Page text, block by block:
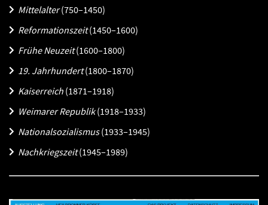
Mittelalter(750–1450)
Reformationszeit(1450–1600)
Frühe Neuzeit(1600–1800)
19. Jahrhundert(1800–1870)
Kaiserreich (1871–1918)
Weimarer Republik(1918–1933)
Nationalsozialismus(1933–1945)
Nachkriegszeit(1945–1989)